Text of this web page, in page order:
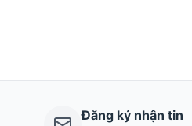
Đăng ký nhận tin